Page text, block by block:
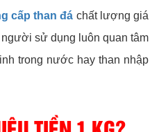
cấp than đá chất lượng giá
sử dụng luôn quan tâm
trong nước hay than nhập